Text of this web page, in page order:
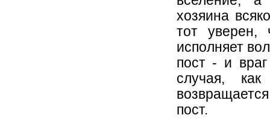
хозяина
тот
исполняет
пост - и
случая,
пост.